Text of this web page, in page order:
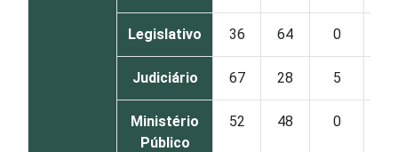
Legislativo 36 64 0
Judiciário 67 28 5
Ministério
Público
52 48 0